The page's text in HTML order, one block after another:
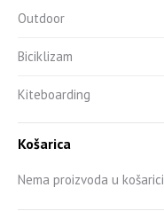
Outdoor
Biciklizam
Kiteboarding
Košarica
Nema proizvoda u košarici